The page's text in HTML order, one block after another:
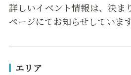
詳しいイベント情報は、決ま
ページにてお知らせしています
エリア